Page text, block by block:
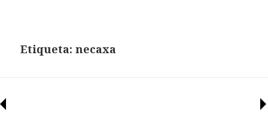
Etiqueta:necaxa